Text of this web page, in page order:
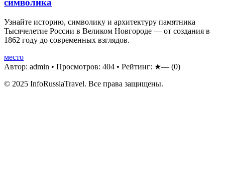
символика
Узнайте историю, символику и архитектуру памятника
Тысячелетие России в Великом Новгороде — от создания в
1862 году до современных взглядов.
место
Автор: admin • Просмотров: 404 • Рейтинг: ★— (0)
© 2025 InfoRussiaTravel. Все права защищены.